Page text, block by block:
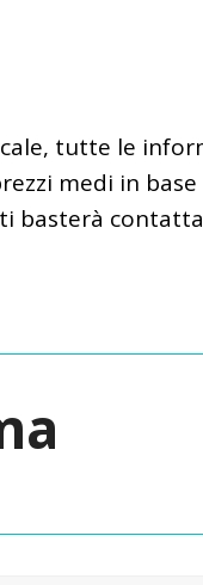
tutte le
medi in
basterà